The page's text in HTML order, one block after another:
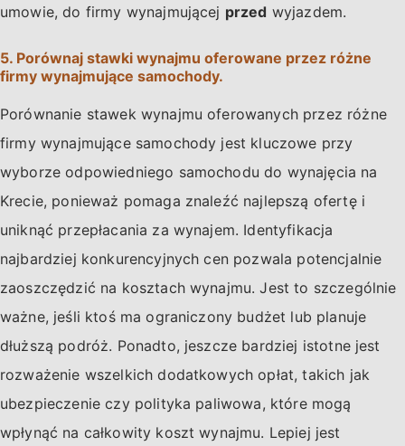
umowie, do firmy wynajmującej przed wyjazdem.
5. Porównaj stawki wynajmu oferowane przez różne
firmy wynajmujące samochody.
Porównanie stawek wynajmu oferowanych przez różne
firmy wynajmujące samochody jest kluczowe przy
wyborze odpowiedniego samochodu do wynajęcia na
Krecie, ponieważ pomaga znaleźć najlepszą ofertę i
uniknąć przepłacania za wynajem. Identyfikacja
najbardziej konkurencyjnych cen pozwala potencjalnie
zaoszczędzić na kosztach wynajmu. Jest to szczególnie
ważne, jeśli ktoś ma ograniczony budżet lub planuje
dłuższą podróż. Ponadto, jeszcze bardziej istotne jest
rozważenie wszelkich dodatkowych opłat, takich jak
ubezpieczenie czy polityka paliwowa, które mogą
wpłynąć na całkowity koszt wynajmu. Lepiej jest